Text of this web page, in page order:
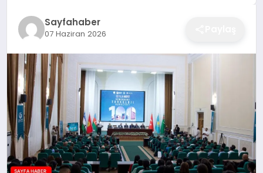
EKONOMI
SAĞLIK
SPOR
YAŞAM
Sayfahaber
07 Haziran 2026